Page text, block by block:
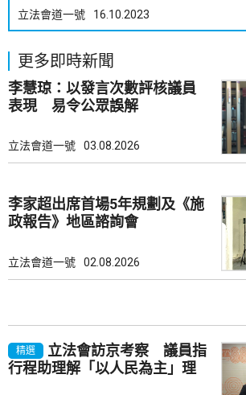
立法會道一號 16.10.2023
更多即時新聞
李慧琼：以發言次數評核議員
表現 易令公眾誤解
立法會道一號 03.08.2026
李家超出席首場5年規劃及《施
政報告》地區諮詢會
立法會道一號 02.08.2026
精選
立法會訪京考察 議員指
行程助理解「以人民為主」理